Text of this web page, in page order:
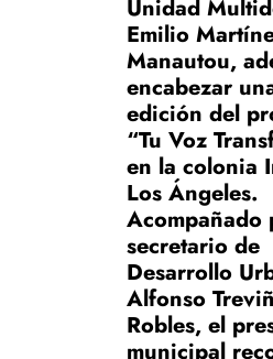
Unidad
Emilio
Manautou,
encabezar
edición del
“Tu Voz
en la colonia
Los Ángeles.
Acompañado
secretario de
Desarrollo
Alfonso
Robles, el
municipal